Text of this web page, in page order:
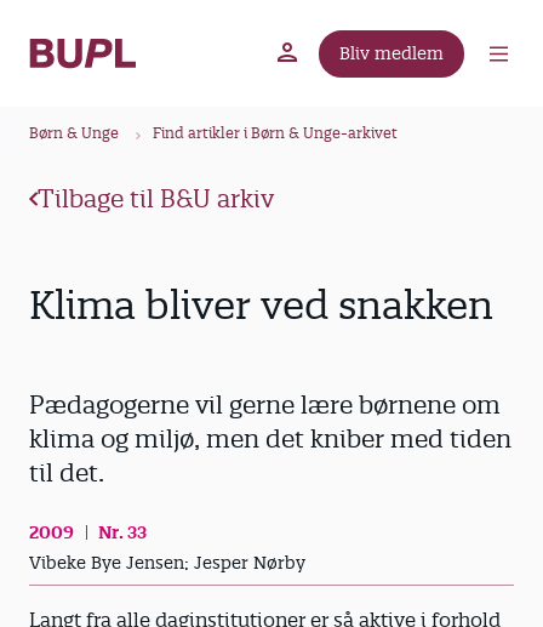
Bliv medlem
Børn & Unge Find artikler i Børn & Unge-arkivet
Tilbage til B&U arkiv
Klima bliver ved snakken
Pædagogerne vil gerne lære børnene om
klima og miljø, men det kniber med tiden
til det.
2009
Nr. 33
Vibeke Bye Jensen; Jesper Nørby
Langt fra alle daginstitutioner er så aktive i forhold